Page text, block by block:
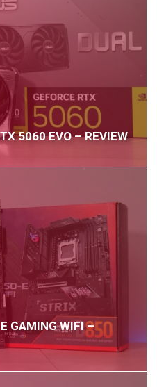
5060 EVO – REVIEW
GAMING WIFI –